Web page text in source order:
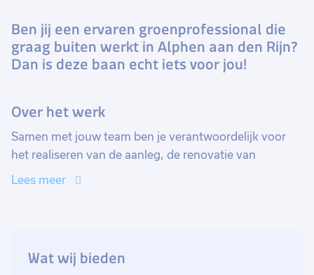
Ben jij een ervaren groenprofessional die
graag buiten werkt in Alphen aan den Rijn?
Dan is deze baan echt iets voor jou!
Over het werk
Samen met jouw team ben je verantwoordelijk voor
het realiseren van de aanleg, de renovatie van
bestaande groenprojecten en het onderhoud hiervan.
het groen uitvoeren in een woonwijk. Na de instructies
Lees meer
Wat wij bieden